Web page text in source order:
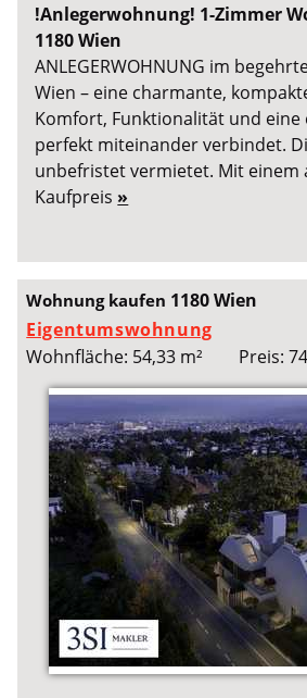
!Anlegerwohnung! 1-Zimmer
1180 Wien
ANLEGERWOHNUNG im
Wien – eine charmante,
Komfort, Funktionalität und eine
perfekt miteinander verbindet.
unbefristet vermietet. Mit einem
Kaufpreis »
Wohnung kaufen 1180 Wien
Eigentumswohnung
Wohnfläche: 54,33 m²
Preis: